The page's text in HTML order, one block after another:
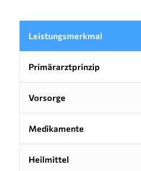
Leistungsmerkmal
Primärarztprinzip
Vorsorge
Medikamente
Heilmittel